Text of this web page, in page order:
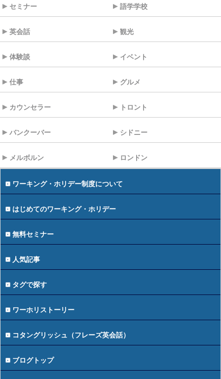
セミナー 語学学校
英会話 観光
体験談 イベント
仕事 グルメ
カウンセラー トロント
バンクーバー シドニー
メルボルン ロンドン
ワーキング・ホリデー制度について
はじめてのワーキング・ホリデー
無料セミナー
人気記事
タグで探す
ワーホリストーリー
コタングリッシュ（フレーズ英会話）
ブログトップ